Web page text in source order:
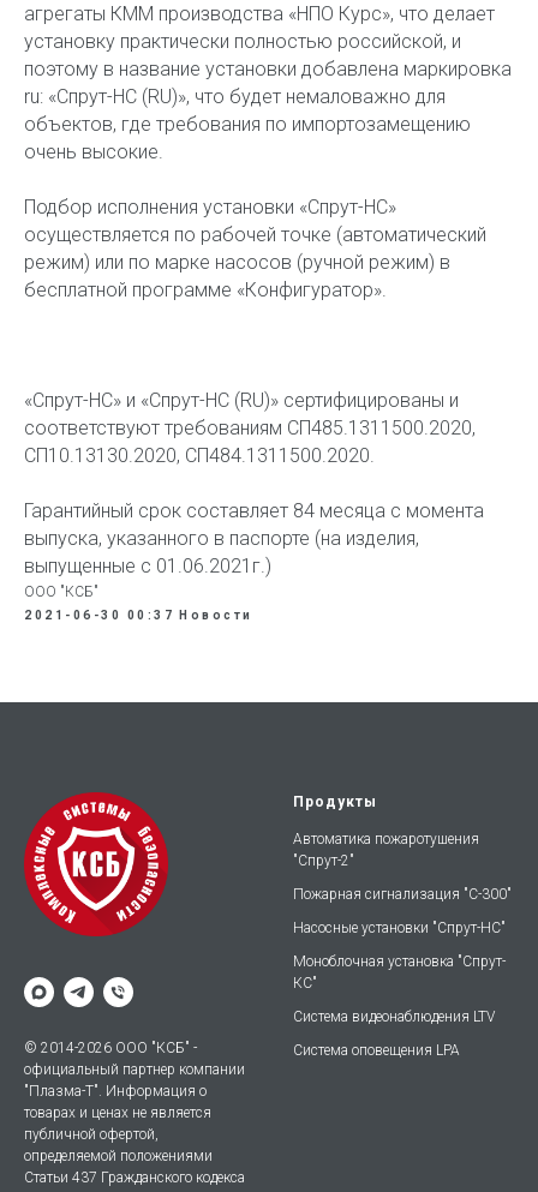
агрегаты КММ производства «НПО Курс», что делает
установку практически полностью российской, и
поэтому в название установки добавлена маркировка
ru: «Спрут-НС (RU)», что будет немаловажно для
объектов, где требования по импортозамещению
очень высокие.
Подбор исполнения установки «Спрут-НС»
осуществляется по рабочей точке (автоматический
режим) или по марке насосов (ручной режим) в
бесплатной программе «Конфигуратор».
«Спрут-НС» и «Спрут-НС (RU)» сертифицированы и
соответствуют требованиям СП485.1311500.2020,
СП10.13130.2020, СП484.1311500.2020.
Гарантийный срок составляет 84 месяца с момента
выпуска, указанного в паспорте (на изделия,
выпущенные с 01.06.2021г.)
ООО "КСБ"
2021-06-30 00:37 Новости
© 2014-2026 ООО "КСБ" -
официальный партнер компании
"Плазма-Т". Информация о
товарах и ценах не является
публичной офертой,
определяемой положениями
Статьи 437 Гражданского кодекса
Продукты
Автоматика пожаротушения
"Спрут-2"
Пожарная сигнализация "С-300"
Насосные установки "Спрут-НС"
Моноблочная установка "Спрут-
КС"
Система видеонаблюдения LTV
Система оповещения LPA